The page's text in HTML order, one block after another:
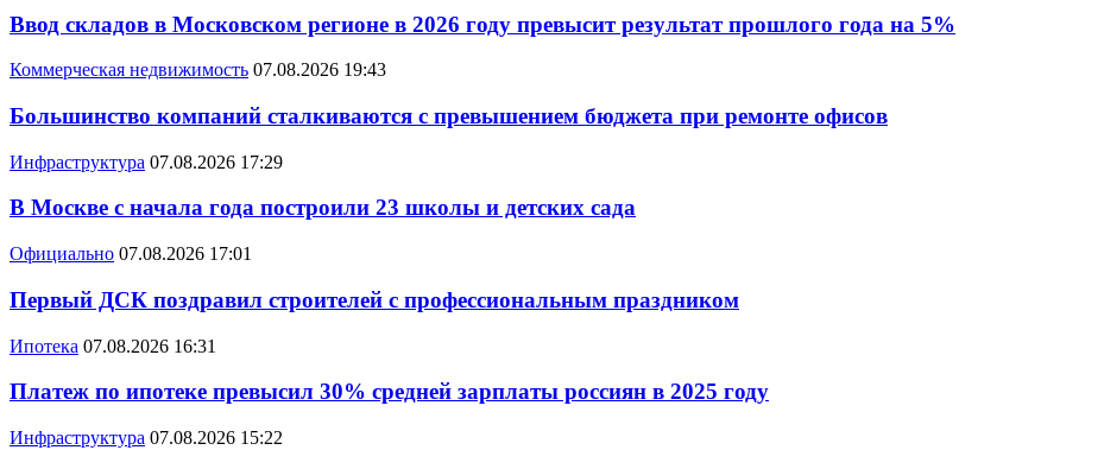
Ввод складов в Московском регионе в 2026 году превысит результат прошлого года на 5%
Коммерческая недвижимость 07.08.2026 19:43
Большинство компаний сталкиваются с превышением бюджета при ремонте офисов
Инфраструктура 07.08.2026 17:29
В Москве с начала года построили 23 школы и детских сада
Официально 07.08.2026 17:01
Первый ДСК поздравил строителей с профессиональным праздником
Ипотека 07.08.2026 16:31
Платеж по ипотеке превысил 30% средней зарплаты россиян в 2025 году
Инфраструктура 07.08.2026 15:22